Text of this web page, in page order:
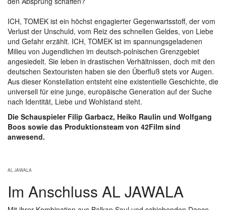
ICH, TOMEK ist ein höchst engagierter Gegenwartsstoff, der vom
Verlust der Unschuld, vom Reiz des schnellen Geldes, von Liebe
und Gefahr erzählt. ICH, TOMEK ist im spannungsgeladenen
Milieu von Jugendlichen im deutsch-polnischen Grenzgebiet
angesiedelt. Sie leben in drastischen Verhältnissen, doch mit den
deutschen Sextouristen haben sie den Überfluß stets vor Augen.
Aus dieser Konstellation entsteht eine existentielle Geschichte, die
universell für eine junge, europäische Generation auf der Suche
nach Identität, Liebe und Wohlstand steht.
Die Schauspieler Filip Garbacz, Heiko Raulin und Wolfgang
Boos sowie das Produktionsteam von 42Film sind
anwesend.
Show larger version
AL JAWALA
Im Anschluss AL JAWALA